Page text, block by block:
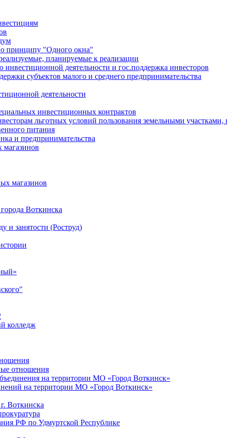
принципу "Oдного окна"
планируемые к реализации
деятельности и гос.поддержка инвесторов
субъектов малого и среднего предпринимательства
деятельности
инвестиционных контрактов
льготных условий пользования земельными
питания
и предпринимательства
магазинов
магазинов
Воткинска
и занятости (Роструд)
колледж
отношения
на территории МО «Город Воткинск»
на территории МО «Город Воткинск»
Воткинска
РФ по Удмуртской Республике